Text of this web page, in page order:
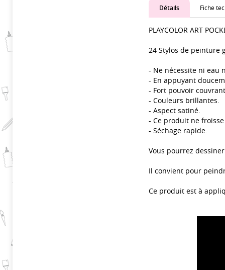
Détails Fiche
PLAYCOLOR ART
24 Stylos de peinture
- Ne nécessite ni eau
- En appuyant
- Fort pouvoir
- Couleurs brillantes.
- Aspect satiné.
- Ce produit ne
- Séchage rapide.
Vous pourrez
Il convient pour
Ce produit est à